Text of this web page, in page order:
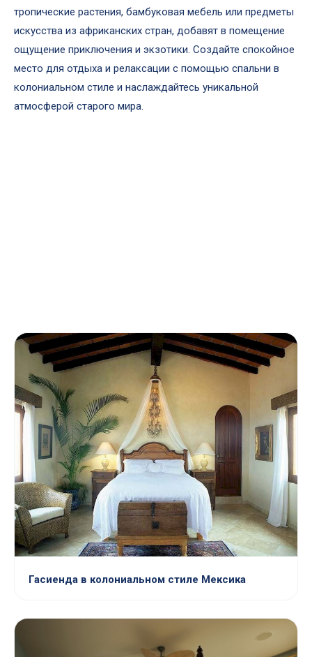
тропические растения, бамбуковая мебель или предметы
искусства из африканских стран, добавят в помещение
ощущение приключения и экзотики. Создайте спокойное
место для отдыха и релаксации с помощью спальни в
колониальном стиле и наслаждайтесь уникальной
атмосферой старого мира.
Гасиенда в колониальном стиле Мексика